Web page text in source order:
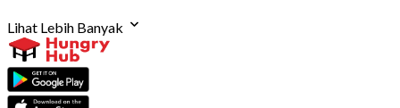
Lihat Lebih Banyak